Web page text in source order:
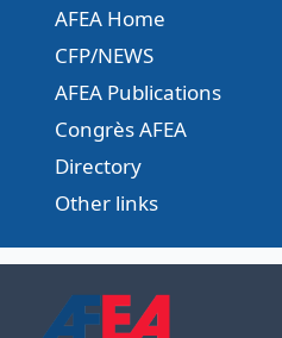
content
AFEA Home
CFP/NEWS
AFEA Publications
Congrès AFEA
Directory
Other links